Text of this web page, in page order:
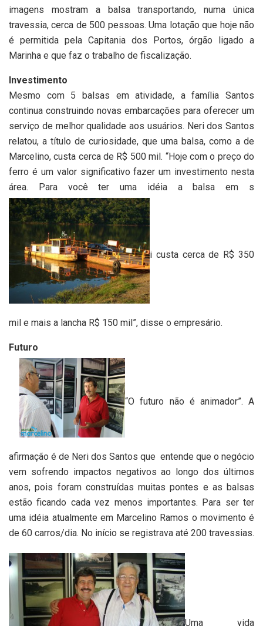
imagens mostram a balsa transportando, numa única
travessia, cerca de 500 pessoas. Uma lotação que hoje não
é permitida pela Capitania dos Portos, órgão ligado a
Marinha e que faz o trabalho de fiscalização.
Investimento
Mesmo com 5 balsas em atividade, a família Santos
continua construindo novas embarcações para oferecer um
serviço de melhor qualidade aos usuários. Neri dos Santos
relatou, a título de curiosidade, que uma balsa, como a de
Marcelino, custa cerca de R$ 500 mil. “Hoje com o preço do
ferro é um valor significativo fazer um investimento nesta
área. Para você ter uma idéia a balsa em s
i custa cerca de R$ 350
mil e mais a lancha R$ 150 mil”, disse o empresário.
Futuro
“O futuro não é animador”. A
afirmação é de Neri dos Santos que entende que o negócio
vem sofrendo impactos negativos ao longo dos últimos
anos, pois foram construídas muitas pontes e as balsas
estão ficando cada vez menos importantes. Para ser ter
uma idéia atualmente em Marcelino Ramos o movimento é
de 60 carros/dia. No início se registrava até 200 travessias.
Uma vida